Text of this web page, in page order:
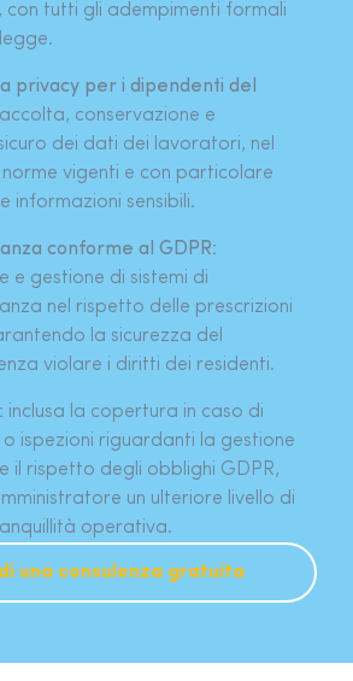
con tutti gli adempimenti formali
privacy per i dipendenti del
conservazione e
dei dati dei lavoratori, nel
vigenti e con particolare
informazioni sensibili.
conforme al GDPR:
e gestione di sistemi di
nel rispetto delle prescrizioni
la sicurezza del
violare i diritti dei residenti.
inclusa la copertura in caso di
ispezioni riguardanti la gestione
il rispetto degli obblighi GDPR,
un ulteriore livello di
operativa.
una consulenza gratuita